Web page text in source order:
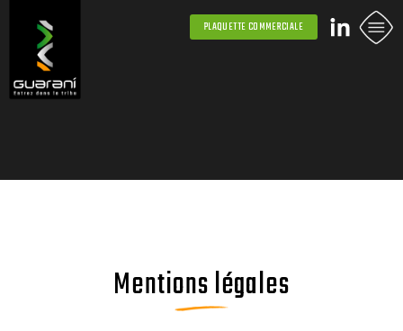
PLAQUETTE COMMERCIALE
Mentions légales